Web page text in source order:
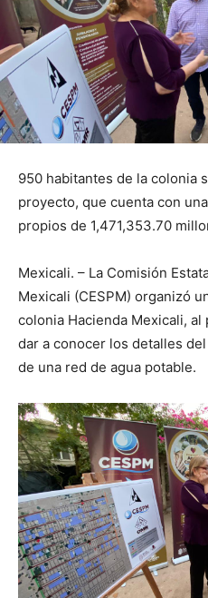
950 habitantes de la colonia
proyecto, que cuenta con
propios de 1,471,353.70
Mexicali. – La Comisión
Mexicali (CESPM) organizó
colonia Hacienda Mexicali,
dar a conocer los detalles
de una red de agua potable.